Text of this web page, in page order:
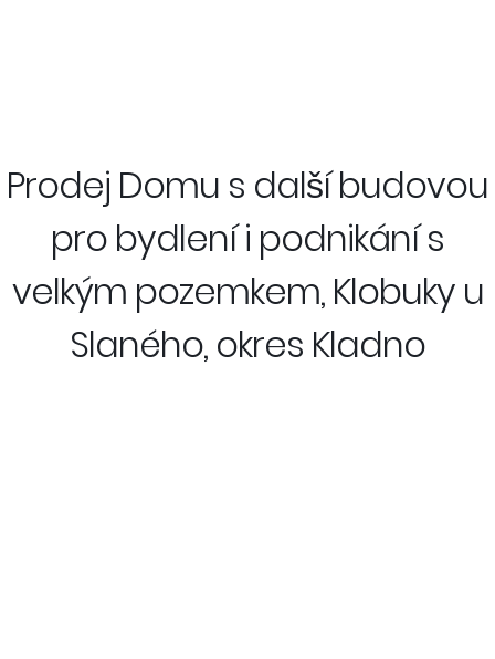
Prodej Domu s další budovou
pro bydlení i podnikání s
velkým pozemkem, Klobuky u
Slaného, okres Kladno